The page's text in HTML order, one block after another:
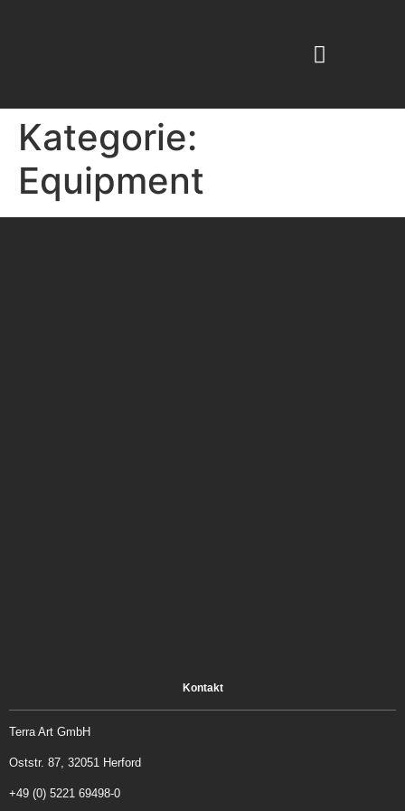
Kategorie:
Equipment
Kontakt
Terra Art GmbH
Oststr. 87, 32051 Herford
+49 (0) 5221 69498-0